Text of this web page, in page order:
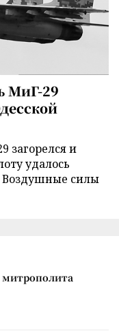
МиГ-29
загорелся и
удалось
Воздушные силы